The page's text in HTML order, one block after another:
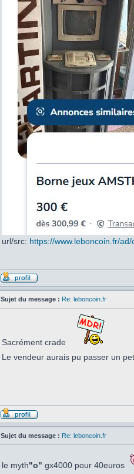
url/src: https://www.leboncoin.fr/
Sujet du message : Re: leboncoin.fr
Sacrément crade
Le vendeur aurais pu passer un
Sujet du message : Re: leboncoin.fr
le myth"o" gx4000 pour 40euros